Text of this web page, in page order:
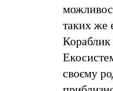
таких же
Кораблик
своєму